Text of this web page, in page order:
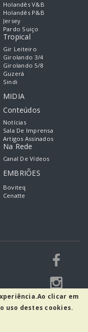
Holandês V&B
Holandês P&B
Jersey
Pardo Suiço
Tropical
Gir Leiteiro
Girolando 3/4
Girolando 5/8
Guzerá
Sindi
MIDIA
Conteúdos
Notícias
Sala De Imprensa
Artigos Assinados
Na Rede
Canal De Vídeos
EMBRIÕES
Boviteq
Cenatte
Ao clicar em
uso destes cookies.